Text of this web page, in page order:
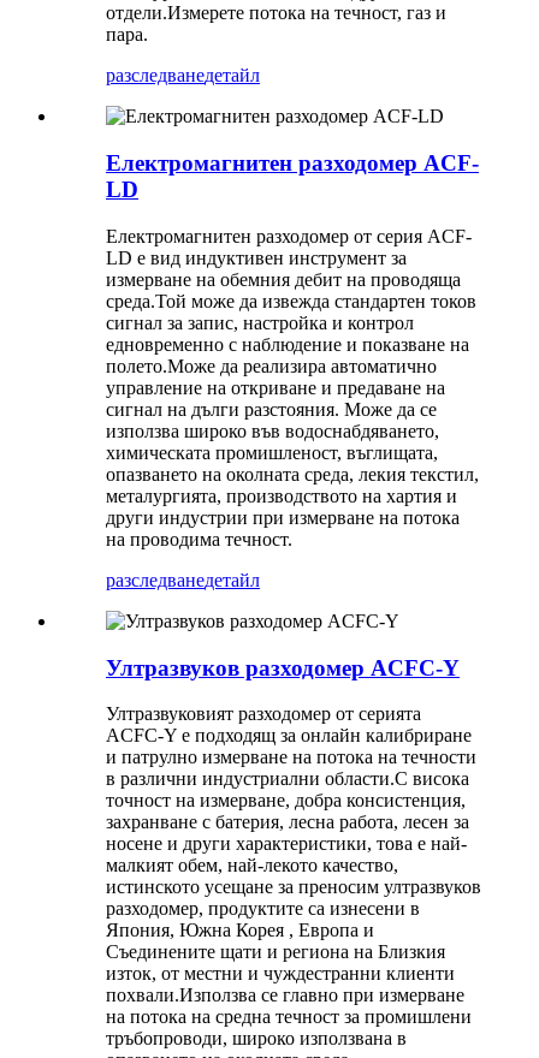
отдели.Измерете потока на течност, газ и
пара.
разследванедетайл
Електромагнитен разходомер ACF-
LD
Електромагнитен разходомер от серия ACF-
LD е вид индуктивен инструмент за
измерване на обемния дебит на проводяща
среда.Той може да извежда стандартен токов
сигнал за запис, настройка и контрол
едновременно с наблюдение и показване на
полето.Може да реализира автоматично
управление на откриване и предаване на
сигнал на дълги разстояния. Може да се
използва широко във водоснабдяването,
химическата промишленост, въглищата,
опазването на околната среда, лекия текстил,
металургията, производството на хартия и
други индустрии при измерване на потока
на проводима течност.
разследванедетайл
Ултразвуков разходомер ACFC-Y
Ултразвуковият разходомер от серията
ACFC-Y е подходящ за онлайн калибриране
и патрулно измерване на потока на течности
в различни индустриални области.С висока
точност на измерване, добра консистенция,
захранване с батерия, лесна работа, лесен за
носене и други характеристики, това е най-
малкият обем, най-лекото качество,
истинското усещане за преносим ултразвуков
разходомер, продуктите са изнесени в
Япония, Южна Корея , Европа и
Съединените щати и региона на Близкия
изток, от местни и чуждестранни клиенти
похвали.Използва се главно при измерване
на потока на средна течност за промишлени
тръбопроводи, широко използвана в